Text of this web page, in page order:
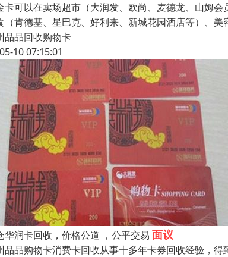
卡可以在卖场超市（大润发、欧尚、麦德龙、山姆
（肯德基、星巴克、好利来、新城花园酒店等）、
品品回收购物卡
10 07:15:01
华润卡回收，价格公道 ，公平交易 面议
品品购物卡消费卡回收从事十多年卡券回收经验，